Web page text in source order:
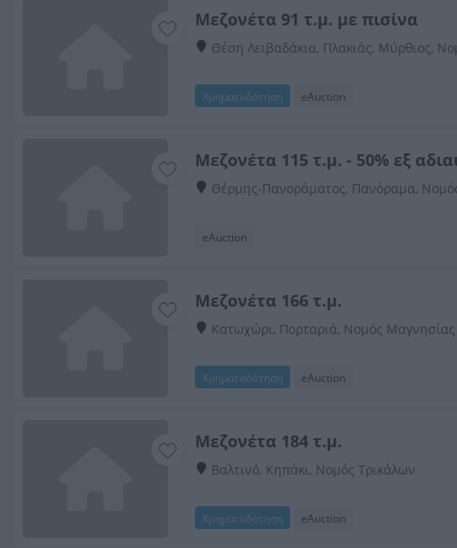
Μεζονέτα 91 τ.μ. με πισίνα
Θέση Λειβαδάκια, Πλακιάς, Μύρθιος,
Χρηματοδότηση eAuction
Μεζονέτα 115 τ.μ. - 50% εξ
Θέρμης-Πανοράματος, Πανόραμα,
eAuction
Μεζονέτα 166 τ.μ.
Κατωχώρι, Πορταριά, Νομός Μαγνησίας
Χρηματοδότηση eAuction
Μεζονέτα 184 τ.μ.
Βαλτινό, Κηπάκι, Νομός Τρικάλων
Χρηματοδότηση eAuction